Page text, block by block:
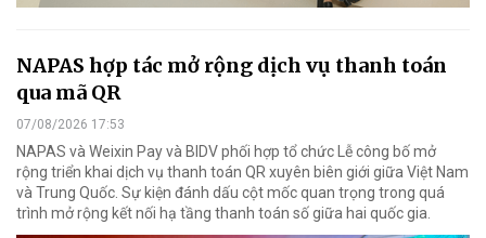
NAPAS hợp tác mở rộng dịch vụ thanh toán
qua mã QR
07/08/2026 17:53
NAPAS và Weixin Pay và BIDV phối hợp tổ chức Lễ công bố mở
rộng triển khai dịch vụ thanh toán QR xuyên biên giới giữa Việt Nam
và Trung Quốc. Sự kiện đánh dấu cột mốc quan trọng trong quá
trình mở rộng kết nối hạ tầng thanh toán số giữa hai quốc gia.